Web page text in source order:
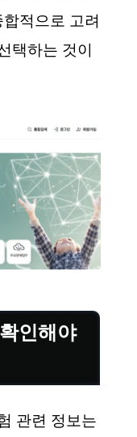
적으로 고려
택하는 것이
인해야
관련 정보는